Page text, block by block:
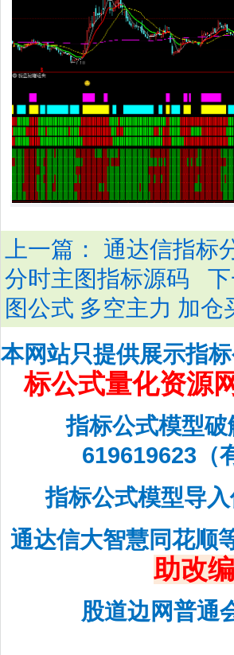
上一篇： 通达信指标
分时主图指标源码
图公式 多空主力 加
本网站只提供展示指
标公式量化资源
指标公式模型
619619623（
指标公式模型导
通达信大智慧同花顺
助改
股道边网普通